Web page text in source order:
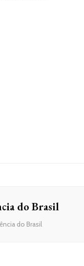
do Brasil
do Brasil